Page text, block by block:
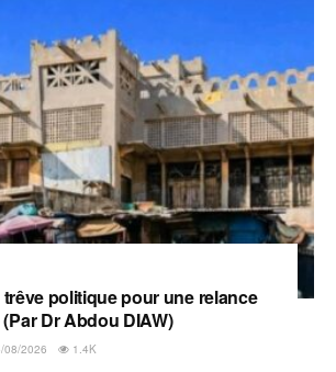
trêve politique pour une relance
Dr Abdou DIAW)
08/2026 1.4K